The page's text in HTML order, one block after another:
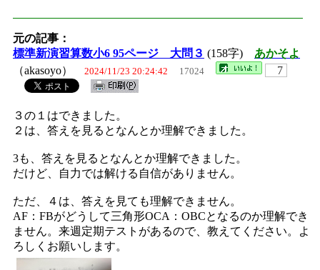
元の記事：
標準新演習算数小6 95ページ 大問３ (158字) あかそよ
（akasoyo） 2024/11/23 20:24:42 17024 7
３の１はできました。
２は、答えを見るとなんとか理解できました。
3も、答えを見るとなんとか理解できました。
だけど、自力では解ける自信がありません。
ただ、４は、答えを見ても理解できません。
AF：FBがどうして三角形OCA：OBCとなるのか理解でき
ません。来週定期テストがあるので、教えてください。よ
ろしくお願いします。